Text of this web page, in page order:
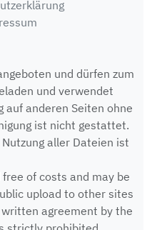
und dürfen zum
und verwendet
auf anderen Seiten ohne
ist nicht gestattet.
aller Dateien ist
of costs and may be
upload to other sites
agreement by the